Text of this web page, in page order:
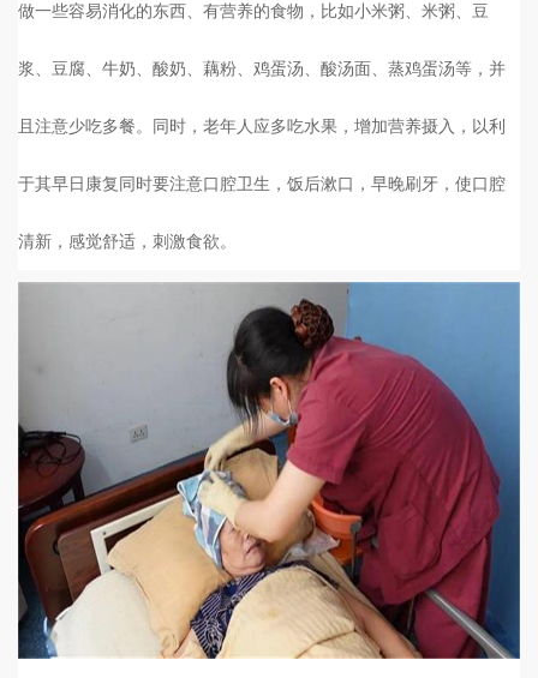
做一些容易消化的东西、有营养的食物，比如小米粥、米粥、豆
浆、豆腐、牛奶、酸奶、藕粉、鸡蛋汤、酸汤面、蒸鸡蛋汤等，并
且注意少吃多餐。同时，老年人应多吃水果，增加营养摄入，以利
于其早日康复同时要注意口腔卫生，饭后漱口，早晚刷牙，使口腔
清新，感觉舒适，刺激食欲。